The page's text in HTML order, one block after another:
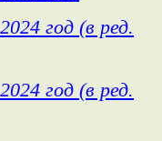
год (в ред.
год (в ред.